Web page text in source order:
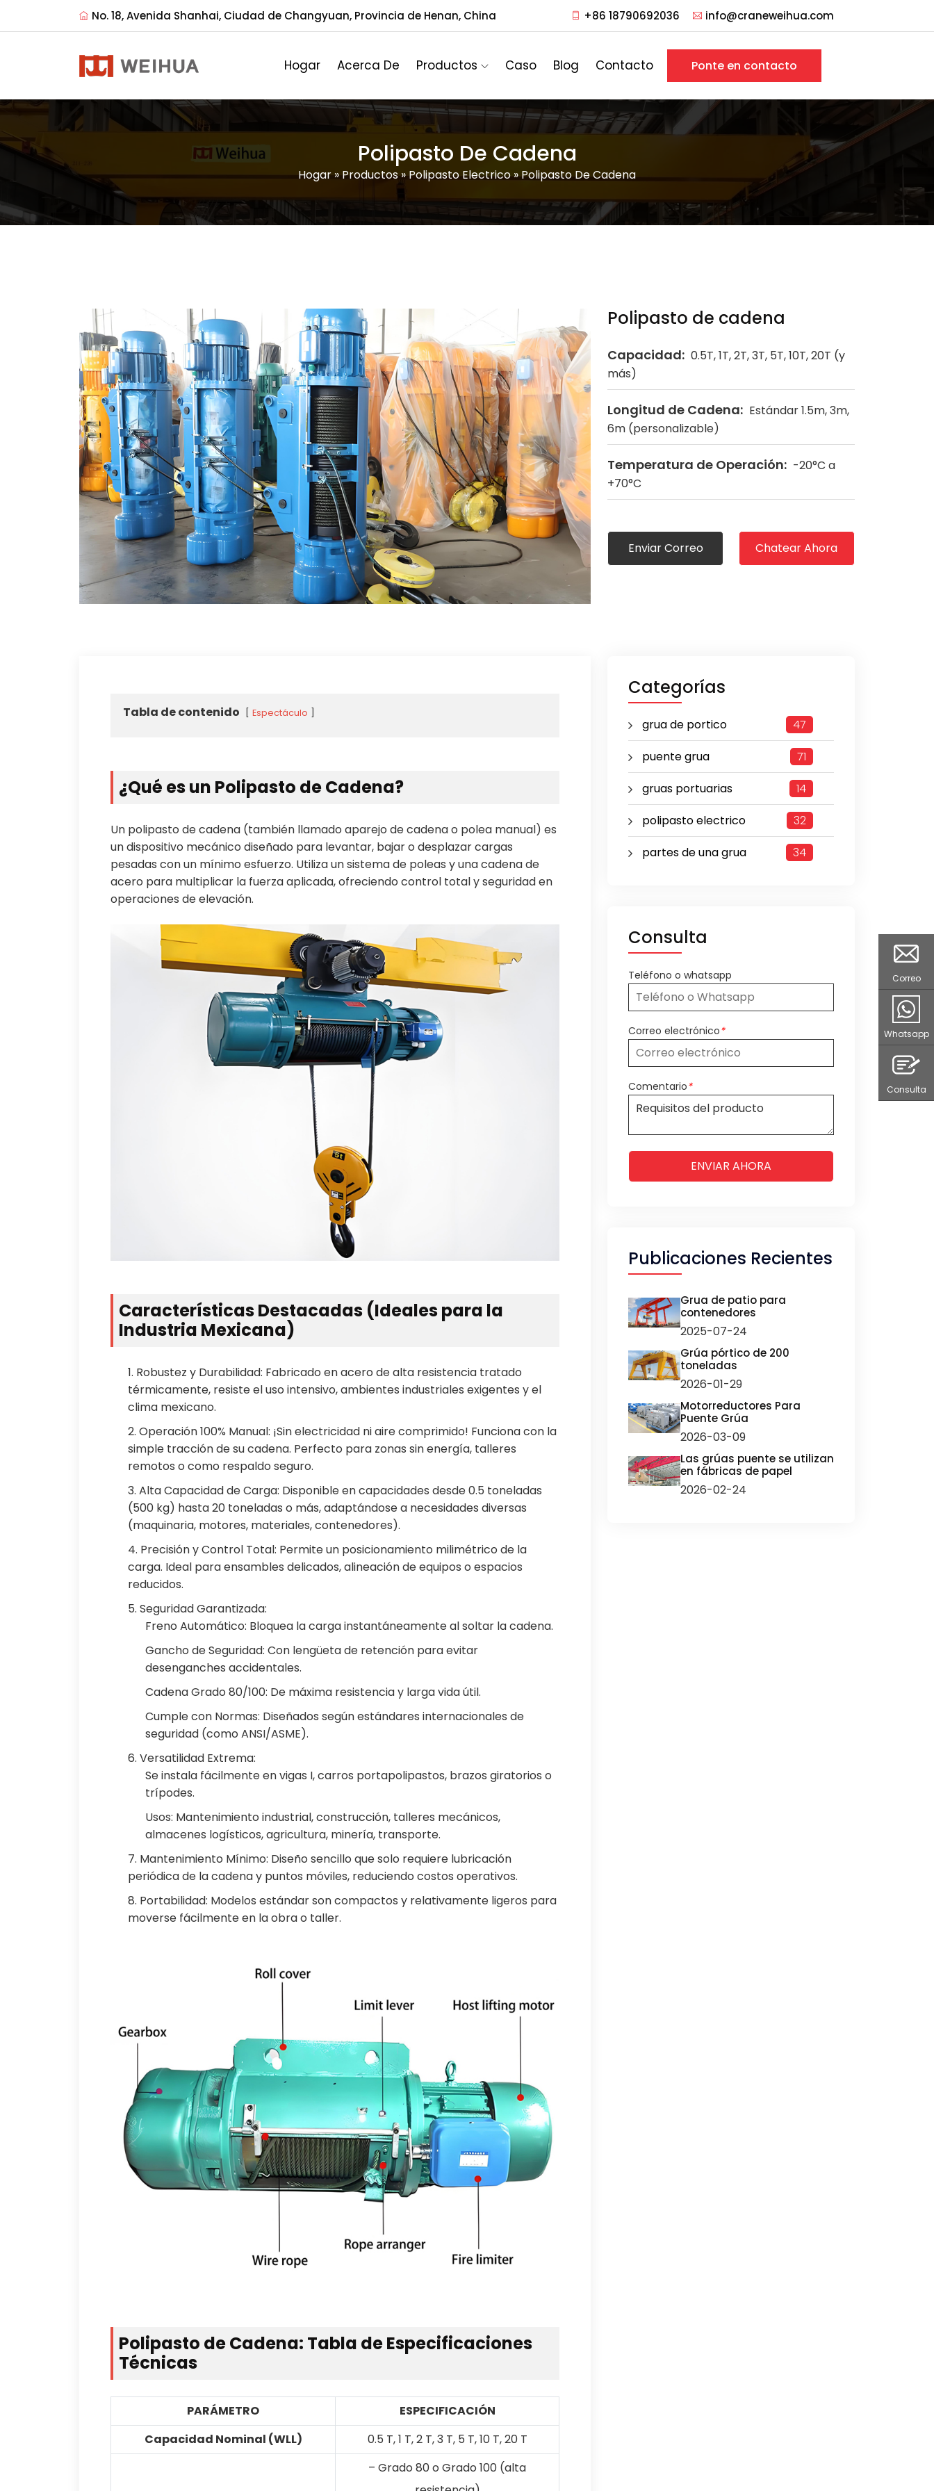
No. 18, Avenida Shanhai, Ciudad de Changyuan, Provincia de Henan, China +86 18790692036 info@craneweihua.com
Hogar Acerca De Productos Caso Blog Contacto Ponte en contacto
Polipasto De Cadena
Hogar» Productos» Polipasto Electrico»Polipasto De Cadena
Polipasto de cadena
Capacidad: 0.5T, 1T, 2T, 3T, 5T, 10T, 20T (y
más)
Longitud de Cadena: Estándar 1.5m, 3m,
6m (personalizable)
Temperatura de Operación: -20°C a
+70°C
Enviar Correo Chatear Ahora
Tabla de contenido Espectáculo
¿Qué es un Polipasto de Cadena?
Un polipasto de cadena (también llamado aparejo de cadena o polea manual) es
un dispositivo mecánico diseñado para levantar, bajar o desplazar cargas
pesadas con un mínimo esfuerzo. Utiliza un sistema de poleas y una cadena de
acero para multiplicar la fuerza aplicada, ofreciendo control total y seguridad en
operaciones de elevación.
Características Destacadas (Ideales para la
Industria Mexicana)
1. Robustez y Durabilidad: Fabricado en acero de alta resistencia tratado
térmicamente, resiste el uso intensivo, ambientes industriales exigentes y el
clima mexicano.
2. Operación 100% Manual: ¡Sin electricidad ni aire comprimido! Funciona con la
simple tracción de su cadena. Perfecto para zonas sin energía, talleres
remotos o como respaldo seguro.
3. Alta Capacidad de Carga: Disponible en capacidades desde 0.5 toneladas
(500 kg) hasta 20 toneladas o más, adaptándose a necesidades diversas
(maquinaria, motores, materiales, contenedores).
4. Precisión y Control Total: Permite un posicionamiento milimétrico de la
carga. Ideal para ensambles delicados, alineación de equipos o espacios
reducidos.
5. Seguridad Garantizada:
Freno Automático: Bloquea la carga instantáneamente al soltar la cadena.
Gancho de Seguridad: Con lengüeta de retención para evitar
desenganches accidentales.
Cadena Grado 80/100: De máxima resistencia y larga vida útil.
Cumple con Normas: Diseñados según estándares internacionales de
seguridad (como ANSI/ASME).
6. Versatilidad Extrema:
Se instala fácilmente en vigas I, carros portapolipastos, brazos giratorios o
trípodes.
Usos: Mantenimiento industrial, construcción, talleres mecánicos,
almacenes logísticos, agricultura, minería, transporte.
7. Mantenimiento Mínimo: Diseño sencillo que solo requiere lubricación
periódica de la cadena y puntos móviles, reduciendo costos operativos.
8. Portabilidad: Modelos estándar son compactos y relativamente ligeros para
moverse fácilmente en la obra o taller.
Polipasto de Cadena: Tabla de Especificaciones
Técnicas
PARÁMETRO
ESPECIFICACIÓN
Capacidad Nominal (WLL)
0.5 T, 1 T, 2 T, 3 T, 5 T, 10 T, 20 T
– Grado 80 o Grado 100 (alta
Categorías
grua de portico
47
puente grua
71
gruas portuarias
14
polipasto electrico
32
partes de una grua
34
Consulta
Teléfono o whatsapp
Correo electrónico*
Comentario*
ENVIAR AHORA
Publicaciones Recientes
Grua de patio para
contenedores
2025-07-24
Grúa pórtico de 200
toneladas
2026-01-29
Motorreductores Para
Puente Grúa
2026-03-09
Las grúas puente se utilizan
en fábricas de papel
2026-02-24
Correo
Whatsapp
Consulta